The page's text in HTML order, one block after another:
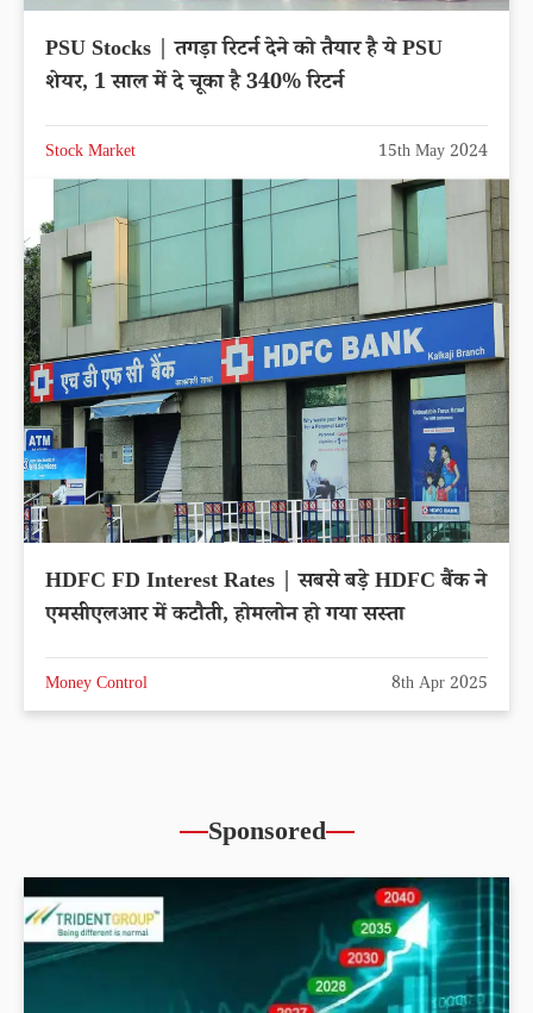
PSU Stocks | तगड़ा रिटर्न देने को तैयार है ये PSU
शेयर, 1 साल में दे चूका है 340% रिटर्न
Stock Market 15th May 2024
HDFC FD Interest Rates | सबसे बड़े HDFC बैंक ने
एमसीएलआर में कटौती, होमलोन हो गया सस्ता
Money Control 8th Apr 2025
Sponsored